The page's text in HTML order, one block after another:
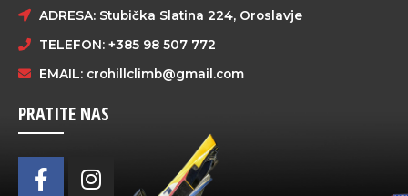
ADRESA: Stubička Slatina 224, Oroslavje
TELEFON: +385 98 507 772
EMAIL: crohillclimb@gmail.com
PRATITE NAS